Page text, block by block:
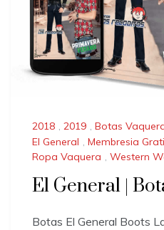
2018 , 2019 , Botas
El General , Membresia
Ropa Vaquera , Western
El General |
Botas El General Boots